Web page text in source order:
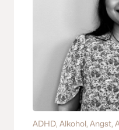
ADHD, Alkohol, Angst,